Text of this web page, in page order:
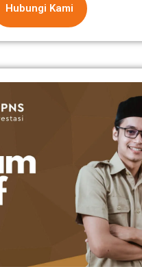
Hubungi Kami